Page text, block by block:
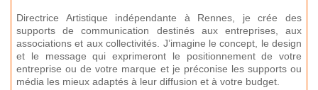
Directrice Artistique indépendante à Rennes, je crée des
supports de communication destinés aux entreprises, aux
associations et aux collectivités. J’imagine le concept, le design
et le message qui exprimeront le positionnement de votre
entreprise ou de votre marque et je préconise les supports ou
média les mieux adaptés à leur diffusion et à votre budget.